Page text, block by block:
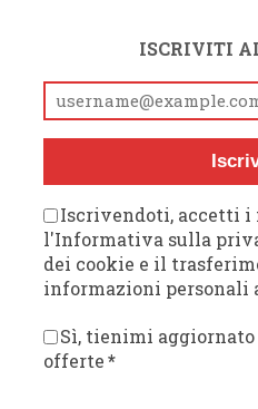
ISCRIVITI
Iscrivendoti, accetti i
l'Informativa sulla
dei cookie e il
informazioni personali
Sì, tienimi
offerte*